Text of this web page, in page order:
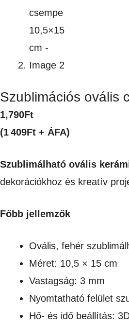
Szublimációs ovális
1,790Ft
(1 409Ft + ÁFA)
Szublimálható ovális
dekorációkhoz és kreatív
Főbb jellemzők
Ovális, fehér
Méret: 10,5 × 15 cm
Vastagság: 3 mm
Nyomtatható felület
Hő- és idő beállítás: